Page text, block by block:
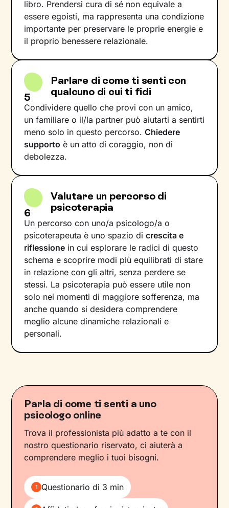
libro. Prendersi cura di sé non equivale a
essere egoisti, ma rappresenta una condizione
importante per preservare le proprie energie e
il proprio benessere relazionale.
5
Parlare di come ti senti con
qualcuno di cui ti fidi
Condividere quello che provi con un amico,
un familiare o il/la partner può aiutarti a sentirti
meno solo in questo percorso.Chiedere
supporto è un atto di coraggio, non di
debolezza.
6
Valutare un percorso di
psicoterapia
Un percorso con uno/a psicologo/a o
psicoterapeuta è uno spazio dicrescita e
riflessione in cui esplorare le radici di questo
schema e scoprire modi più equilibrati di stare
in relazione con gli altri, senza perdere se
stessi. La psicoterapia può essere utile non
solo nei momenti di maggiore sofferenza, ma
anche quando si desidera comprendere
meglio alcune dinamiche relazionali e
personali.
Parla di come ti senti a uno
psicologo online
Trova il professionista più adatto a te con il
nostro questionario riservato, ci aiuterà a
comprendere meglio i tuoi bisogni.
1 Questionario di 3 min